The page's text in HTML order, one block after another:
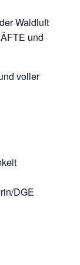
Waldluft
und
voller
DGE